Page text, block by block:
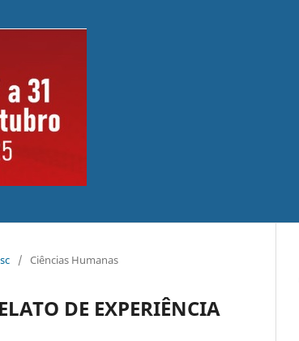
/ Ciências Humanas
DE EXPERIÊNCIA